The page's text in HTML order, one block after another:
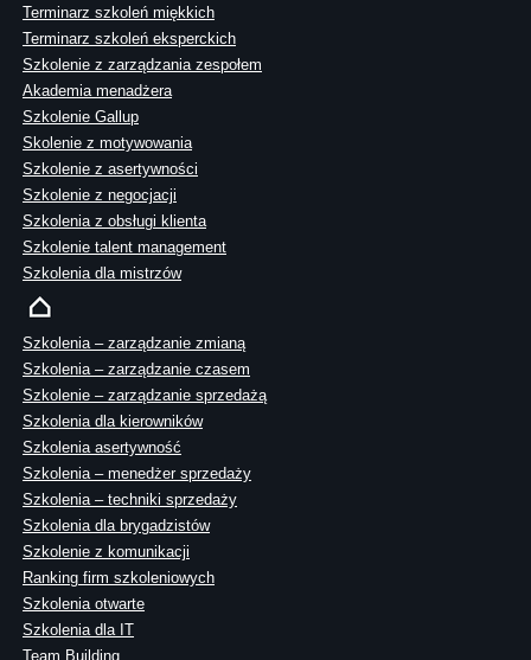
Terminarz szkoleń miękkich
Terminarz szkoleń eksperckich
Szkolenie z zarządzania zespołem
Akademia menadżera
Szkolenie Gallup
Skolenie z motywowania
Szkolenie z asertywności
Szkolenie z negocjacji
Szkolenia z obsługi klienta
Szkolenie talent management
Szkolenia dla mistrzów
Szkolenia – zarządzanie zmianą
Szkolenia – zarządzanie czasem
Szkolenie – zarządzanie sprzedażą
Szkolenia dla kierowników
Szkolenia asertywność
Szkolenia – menedżer sprzedaży
Szkolenia – techniki sprzedaży
Szkolenia dla brygadzistów
Szkolenie z komunikacji
Ranking firm szkoleniowych
Szkolenia otwarte
Szkolenia dla IT
Team Building